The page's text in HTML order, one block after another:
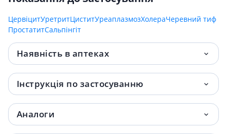
Ципрофлоксацин-астрафарм таб в/о
500мг №10
121.80 грн.
ЦервіцитУретритЦиститУреаплазмозХолераЧеревний тиф
ПростатитСальпінгіт
Наявність в аптеках
Інструкція по застосуванню
Аналоги